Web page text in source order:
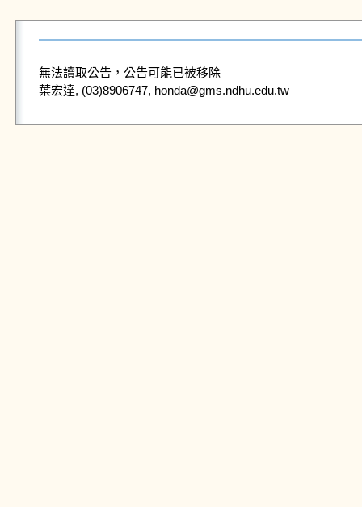
無法讀取公告，公告可能已被移除
葉宏達, (03)8906747, honda@gms.ndhu.edu.tw